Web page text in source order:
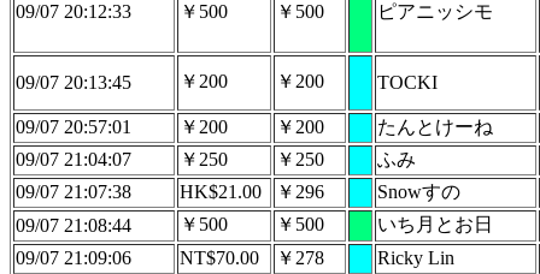
09/07 20:12:33 ￥500 ￥500 ピアニッシモ
09/07 20:13:45 ￥200 ￥200 TOCKI
09/07 20:57:01 ￥200 ￥200
たんとけーね
09/07 21:04:07
￥250 ￥250
ふみ
09/07 21:07:38
HK$21.00 ￥296
Snowすの
09/07 21:08:44
￥500 ￥500
いち月とお日
09/07 21:09:06
NT$70.00 ￥278
Ricky Lin